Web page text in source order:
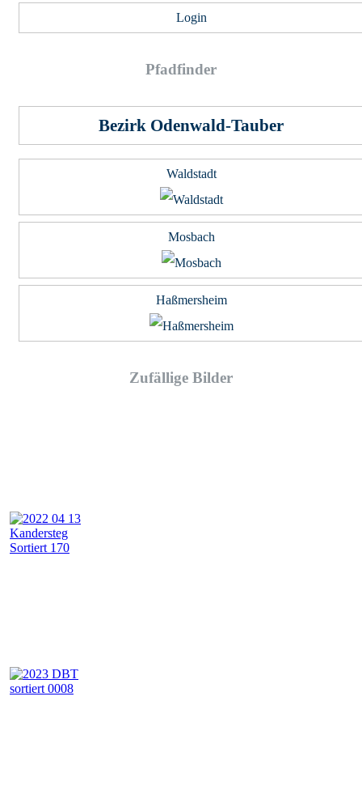
Login
Pfad­fin­der
Bezirk Odenwald-Tauber
Waldstadt
Mosbach
Haßmersheim
Zufällige Bilder